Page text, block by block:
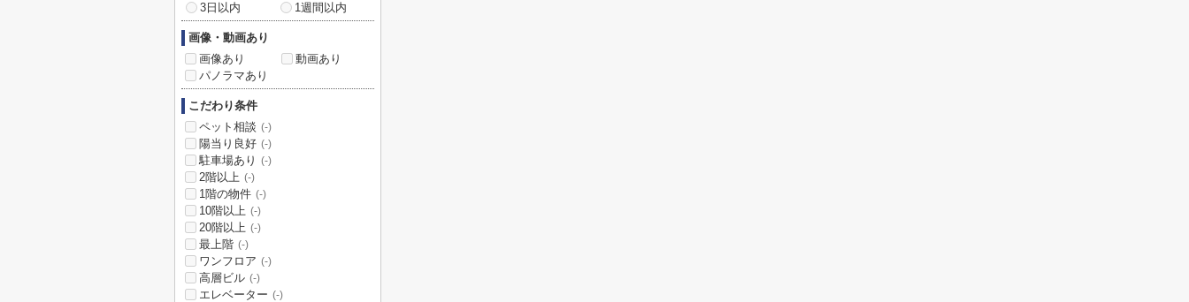
3日以内
1週間以内
画像・動画あり
画像あり
動画あり
パノラマあり
こだわり条件
ペット相談 (-)
陽当り良好 (-)
駐車場あり (-)
2階以上 (-)
1階の物件 (-)
10階以上 (-)
20階以上 (-)
最上階 (-)
ワンフロア (-)
高層ビル (-)
エレベーター (-)